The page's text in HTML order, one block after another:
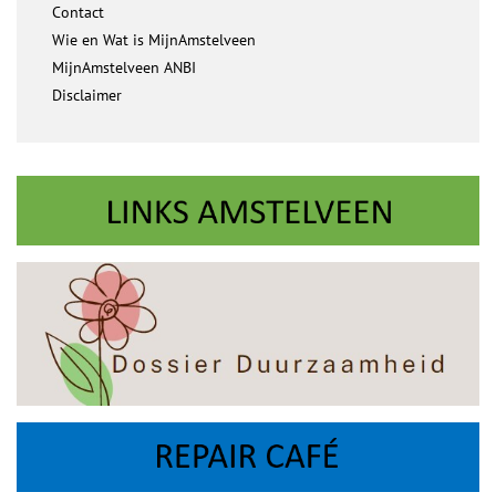
Contact
Wie en Wat is MijnAmstelveen
MijnAmstelveen ANBI
Disclaimer